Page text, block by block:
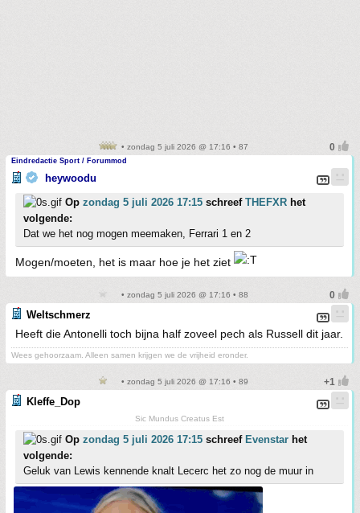
• zondag 5 juli 2026 @ 17:16 • 87
Eindredactie Sport / Forummod
heywoodu
Op zondag 5 juli 2026 17:15 schreef THEFXR het
volgende:
Dat we het nog mogen meemaken, Ferrari 1 en 2
Mogen/moeten, het is maar hoe je het ziet
• zondag 5 juli 2026 @ 17:16 • 88
Weltschmerz
Heeft die Antonelli toch bijna half zoveel pech als Russell dit jaar.
Wees gehoorzaam. Alleen samen krijgen we de vrijheid eronder.
• zondag 5 juli 2026 @ 17:16 • 89
Kleffe_Dop
Sic Mundus Creatus Est
Op zondag 5 juli 2026 17:15 schreef Evenstar het
volgende:
Geluk van Lewis kennende knalt Lecerc het zo nog de muur in